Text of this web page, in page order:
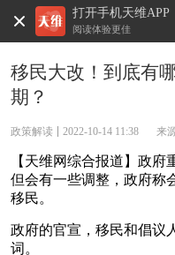
打开手机天维APP
阅读体验更佳
移民大改！到底有
期？
政策解读 2022-10-14 11:38 来
【天维网综合报道】政府
但会有一些调整，政府称
移民。
政府的官宣，移民和倡议
词。